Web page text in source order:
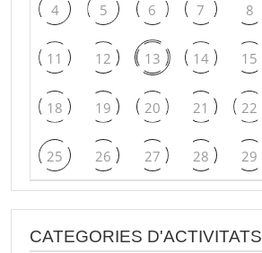
4 5 6 7 8
11 12 13 14 15
18 19 20 21 22
25 26 27 28 29
CATEGORIES D'ACTIVITATS